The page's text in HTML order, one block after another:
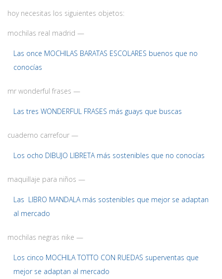
hoy necesitas los siguientes objetos:
mochilas real madrid —
Las once MOCHILAS BARATAS ESCOLARES buenos que no
conocías
mr wonderful frases —
Las tres WONDERFUL FRASES más guays que buscas
cuaderno carrefour —
Los ocho DIBUJO LIBRETA más sostenibles que no conocías
maquillaje para niños —
Las LIBRO MANDALA más sostenibles que mejor se adaptan
al mercado
mochilas negras nike —
Los cinco MOCHILA TOTTO CON RUEDAS superventas que
mejor se adaptan al mercado